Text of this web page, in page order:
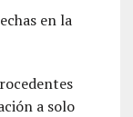
en la
a solo